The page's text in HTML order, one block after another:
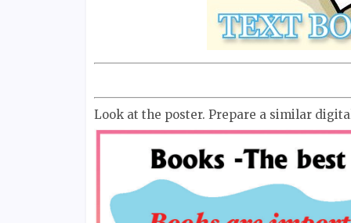
Look at the poster. Prepare a similar